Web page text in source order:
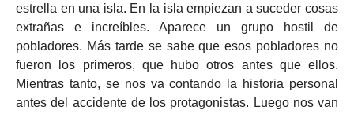
estrella en una isla. En la isla empiezan a suceder cosas
extrañas e increíbles. Aparece un grupo hostil de
pobladores. Más tarde se sabe que esos pobladores no
fueron los primeros, que hubo otros antes que ellos.
Mientras tanto, se nos va contando la historia personal
antes del accidente de los protagonistas. Luego nos van